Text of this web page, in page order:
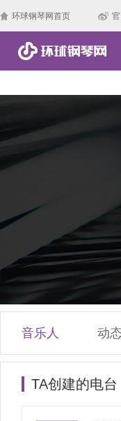
环球钢琴网首页
音乐人 动态
TA创建的电台